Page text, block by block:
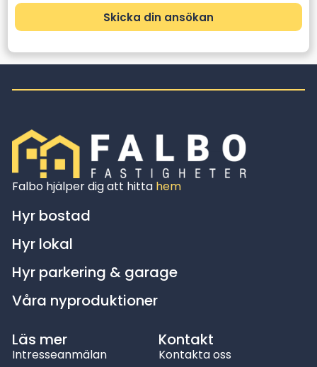
Skicka din ansökan
Falbo hjälper dig att hitta hem
Hyr bostad
Hyr lokal
Hyr parkering & garage
Våra nyproduktioner
Läs mer
Intresseanmälan
Kontakt
Kontakta oss